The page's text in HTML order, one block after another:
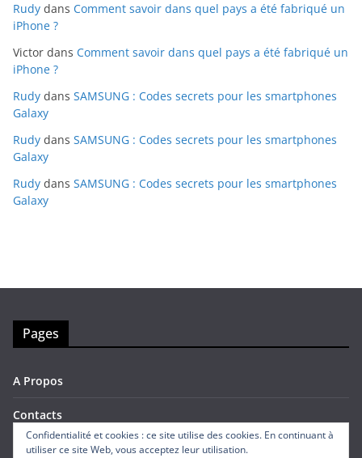
Rudy dans Comment savoir dans quel pays a été fabriqué un
iPhone ?
Victor dans Comment savoir dans quel pays a été fabriqué un
iPhone ?
Rudy dans SAMSUNG : Codes secrets pour les smartphones
Galaxy
Rudy dans SAMSUNG : Codes secrets pour les smartphones
Galaxy
Rudy dans SAMSUNG : Codes secrets pour les smartphones
Galaxy
Pages
A Propos
Contacts
Confidentialité et cookies : ce site utilise des cookies. En continuant à
utiliser ce site Web, vous acceptez leur utilisation.